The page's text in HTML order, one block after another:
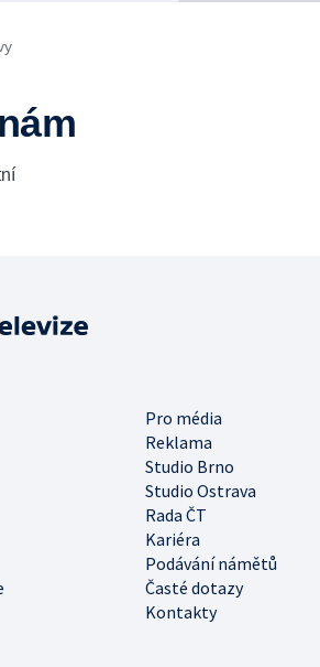
Pro média
Reklama
Studio Brno
Studio Ostrava
Rada ČT
Kariéra
Podávání námětů
Časté dotazy
Kontakty